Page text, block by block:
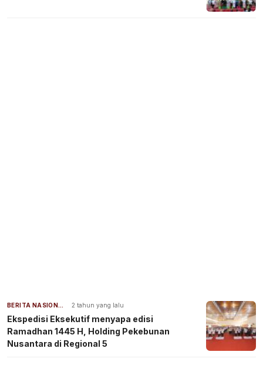
BERITA NASIONAL 2 tahun yang lalu
Ekspedisi Eksekutif menyapa edisi
Ramadhan 1445 H, Holding Pekebunan
Nusantara di Regional 5